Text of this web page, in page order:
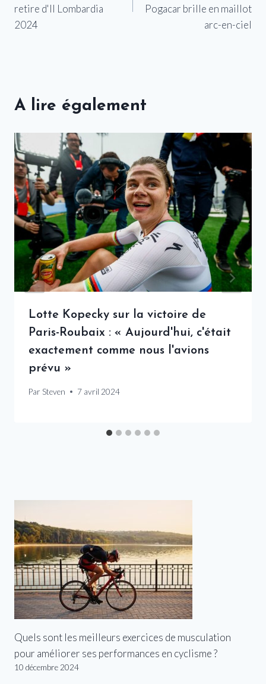
l’article
retire d'Il Lombardia
2024
Pogacar brille en maillot
arc-en-ciel
A lire également
Lotte Kopecky sur la victoire de
Paris-Roubaix : « Aujourd'hui, c'était
exactement comme nous l'avions
prévu »
Par Steven 7 avril 2024
Quels sont les meilleurs exercices de musculation
pour améliorer ses performances en cyclisme ?
10 décembre 2024